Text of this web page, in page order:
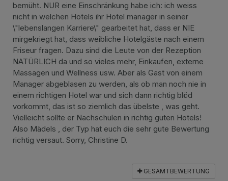
bemüht. NUR eine Einschränkung habe ich: ich weiss
nicht in welchen Hotels ihr Hotel manager in seiner
\"lebenslangen Karriere\" gearbeitet hat, dass er NIE
mirgekriegt hat, dass weibliche Hotelgäste nach einem
Friseur fragen. Dazu sind die Leute von der Rezeption
NATÜRLICH da und so vieles mehr, Einkaufen, externe
Massagen und Wellness usw. Aber als Gast von einem
Manager abgeblasen zu werden, als ob man noch nie in
einem richtigen Hotel war und sich dann richtig blöd
vorkommt, das ist so ziemlich das übelste , was geht.
Vielleicht sollte er Nachschulen in richtig guten Hotels!
Also Mädels , der Typ hat euch die sehr gute Bewertung
richtig versaut. Sorry, Christine D.
GESAMTBEWERTUNG